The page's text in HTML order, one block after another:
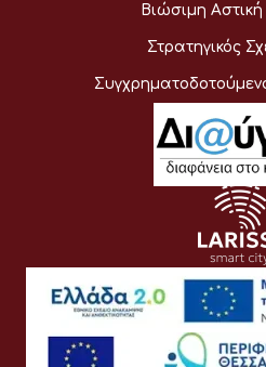
Βιώσιμη
Στρατηγικός